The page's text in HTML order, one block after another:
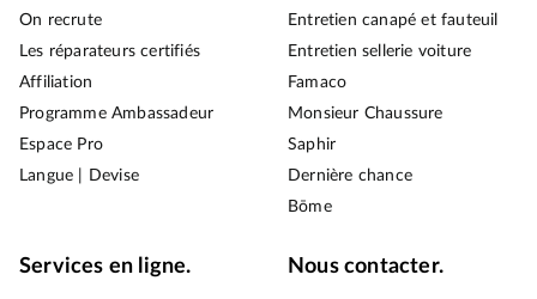
On recrute
Les réparateurs certifiés
Affiliation
Programme Ambassadeur
Espace Pro
Langue | Devise
Entretien canapé et fauteuil
Entretien sellerie voiture
Famaco
Monsieur Chaussure
Saphir
Dernière chance
Bōme
Services en ligne. Nous contacter.